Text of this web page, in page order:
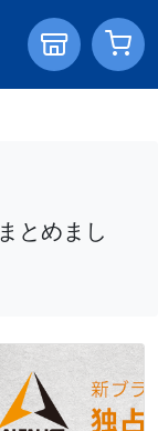
とめまし